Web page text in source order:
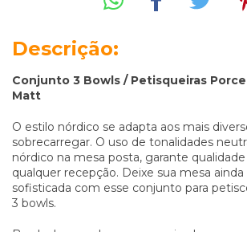
Descrição:
Conjunto 3 Bowls / Petisqueiras
Matt
O estilo nórdico se adapta aos mais
sobrecarregar. O uso de tonalidades
nórdico na mesa posta, garante
qualquer recepção. Deixe sua mesa
sofisticada com esse conjunto para
3 bowls.